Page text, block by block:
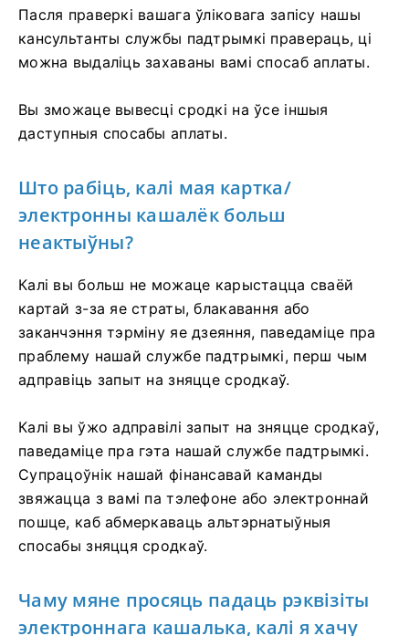
Пасля праверкі вашага ўліковага запісу нашы
кансультанты службы падтрымкі правераць, ці
можна выдаліць захаваны вамі спосаб аплаты.
Вы зможаце вывесці сродкі на ўсе іншыя
даступныя спосабы аплаты.
Што рабіць, калі мая картка/
электронны кашалёк больш
неактыўны?
Калі вы больш не можаце карыстацца сваёй
картай з-за яе страты, блакавання або
заканчэння тэрміну яе дзеяння, паведаміце пра
праблему нашай службе падтрымкі, перш чым
адправіць запыт на зняцце сродкаў.
Калі вы ўжо адправілі запыт на зняцце сродкаў,
паведаміце пра гэта нашай службе падтрымкі.
Супрацоўнік нашай фінансавай каманды
звяжацца з вамі па тэлефоне або электроннай
пошце, каб абмеркаваць альтэрнатыўныя
спосабы зняцця сродкаў.
Чаму мяне просяць падаць рэквізіты
электроннага кашалька, калі я хачу